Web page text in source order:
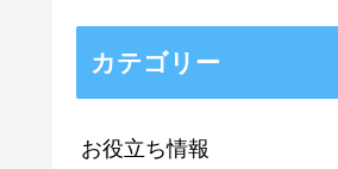
カテゴリー
お役立ち情報